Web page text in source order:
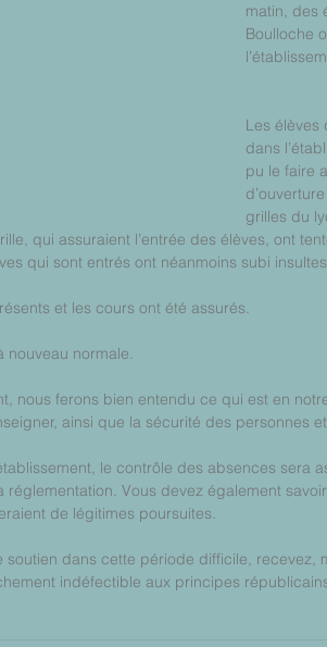
matin, des
Boulloche
Les élèves
dans
pu le faire
grilles du
qui assuraient l’entrée des élèves, ont
qui sont entrés ont néanmoins subi
et les cours ont été assurés.
nouveau normale.
nous ferons bien entendu ce qui est en
ainsi que la sécurité des personnes
le contrôle des absences sera
réglementation. Vous devez également
de légitimes poursuites.
soutien dans cette période difficile, recevez,
indéfectible aux principes